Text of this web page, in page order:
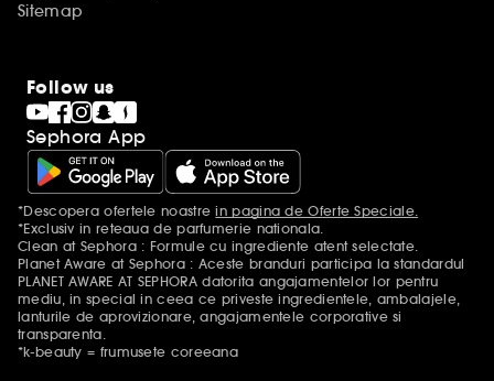
Sitemap
Follow us
Sephora App
Mentiuni aditionale
*Descopera ofertele noastrein pagina de Oferte Speciale.
*Exclusiv in reteaua de parfumerie nationala.
Clean at Sephora : Formule cu ingrediente atent selectate.
Planet Aware at Sephora : Aceste branduri participa la standardul
PLANET AWARE AT SEPHORA datorita angajamentelor lor pentru
mediu, in special in ceea ce priveste ingredientele, ambalajele,
lanturile de aprovizionare, angajamentele corporative si
transparenta.
*k-beauty = frumusete coreeana